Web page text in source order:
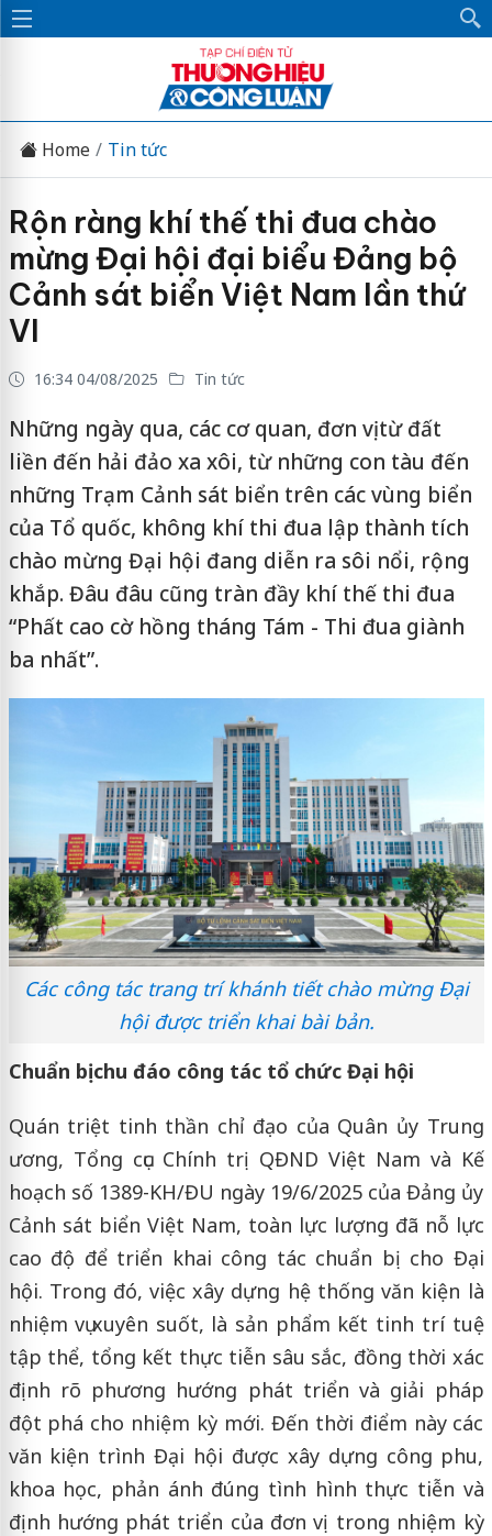
Home Tin tức
Rộn ràng khí thế thi đua chào
mừng Đại hội đại biểu Đảng bộ
Cảnh sát biển Việt Nam lần thứ
VI
16:34 04/08/2025 Tin tức
Những ngày qua, các cơ quan, đơn vị từ đất
liền đến hải đảo xa xôi, từ những con tàu đến
những Trạm Cảnh sát biển trên các vùng biển
của Tổ quốc, không khí thi đua lập thành tích
chào mừng Đại hội đang diễn ra sôi nổi, rộng
khắp. Đâu đâu cũng tràn đầy khí thế thi đua
“Phất cao cờ hồng tháng Tám - Thi đua giành
ba nhất”.
Các công tác trang trí khánh tiết chào mừng Đại
hội được triển khai bài bản.
Chuẩn bị chu đáo công tác tổ chức Đại hội
Quán triệt tinh thần chỉ đạo của Quân ủy Trung
ương, Tổng cục Chính trị QĐND Việt Nam và Kế
hoạch số 1389-KH/ĐU ngày 19/6/2025 của Đảng ủy
Cảnh sát biển Việt Nam, toàn lực lượng đã nỗ lực
cao độ để triển khai công tác chuẩn bị cho Đại
hội. Trong đó, việc xây dựng hệ thống văn kiện là
nhiệm vụ xuyên suốt, là sản phẩm kết tinh trí tuệ
tập thể, tổng kết thực tiễn sâu sắc, đồng thời xác
định rõ phương hướng phát triển và giải pháp
đột phá cho nhiệm kỳ mới. Đến thời điểm này các
văn kiện trình Đại hội được xây dựng công phu,
khoa học, phản ánh đúng tình hình thực tiễn và
định hướng phát triển của đơn vị trong nhiệm kỳ